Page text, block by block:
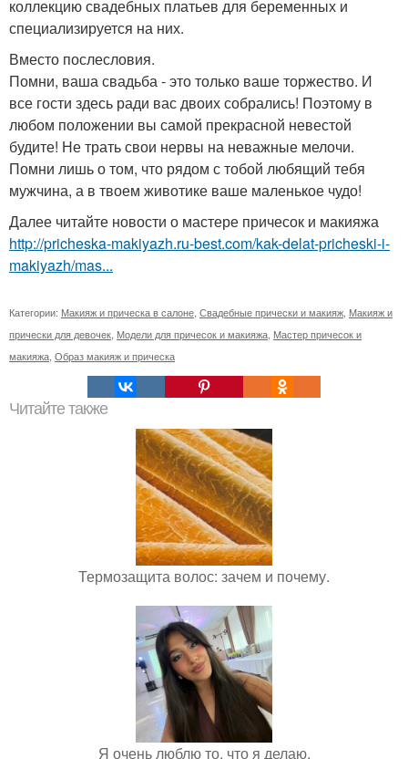
коллекцию свадебных платьев для беременных и
специализируется на них.
Вместо послесловия.
Помни, ваша свадьба - это только ваше торжество. И
все гости здесь ради вас двоих собрались! Поэтому в
любом положении вы самой прекрасной невестой
будите! Не трать свои нервы на неважные мелочи.
Помни лишь о том, что рядом с тобой любящий тебя
мужчина, а в твоем животике ваше маленькое чудо!
Далее читайте новости о мастере причесок и макияжа
http://pricheska-makiyazh.ru-best.com/kak-delat-pricheski-i-
makiyazh/mas...
Категории: Макияж и прическа в салоне Свадебные прически и макияж Макияж и
прически для девочек Модели для причесок и макияжа Мастер причесок и
макияжа Образ макияж и прическа
Читайте также
Термозащита волос: зачем и почему.
Я очень люблю то, что я делаю.